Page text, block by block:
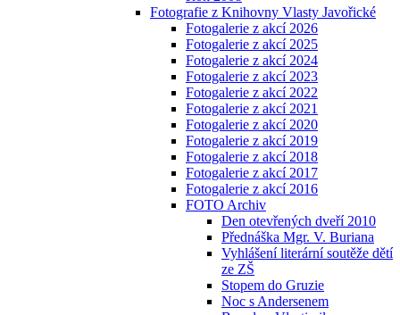
Fotografie z Knihovny Vlasty Javořické
Fotogalerie z akcí 2026
Fotogalerie z akcí 2025
Fotogalerie z akcí 2024
Fotogalerie z akcí 2023
Fotogalerie z akcí 2022
Fotogalerie z akcí 2021
Fotogalerie z akcí 2020
Fotogalerie z akcí 2019
Fotogalerie z akcí 2018
Fotogalerie z akcí 2017
Fotogalerie z akcí 2016
FOTO Archiv
Den otevřených dveří 2010
Přednáška Mgr. V. Buriana
Vyhlášení literární soutěže dětí
ze ZŠ
Stopem do Gruzie
Noc s Andersenem